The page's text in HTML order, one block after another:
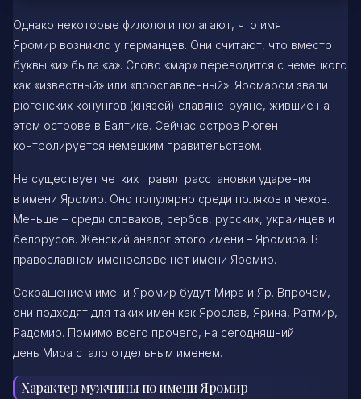
Однако некоторые филологи полагают, что имя
Яромир возникло у германцев. Они считают, что вместо
буквы «и» была «а». Слово «мар» переводится с немецкого
как «известный» или «прославленный». Яромаром звали
рюгенских конунгов (князей) славяне-руяне, жившие на
этом острове в Балтике. Сейчас остров Рюген
контролируется немецким правительством.
Не существует четких правил расстановки ударения
в имени Яромир. Оно популярно среди поляков и чехов.
Меньше – среди словаков, сербов, русских, украинцев и
белорусов. Женский аналог этого имени – Яромира. В
православном именослове нет имени Яромир.
Сокращением имени Яромир будут Мира и Яр. Впрочем,
они подходят для таких имен как Ярослав, Ярина, Ратмир,
Радомир. Помимо всего прочего, на сегодняшний
день Мира стало отдельным именем.
Характер мужчины по имени Яромир